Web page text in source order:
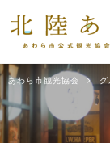
あわら市観光協会 グ